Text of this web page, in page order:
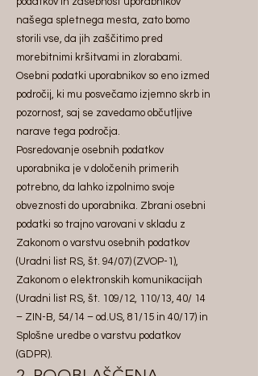
našega spletnega mesta, zato bomo
storili vse, da jih zaščitimo pred
morebitnimi kršitvami in zlorabami.
Osebni podatki uporabnikov so eno izmed
področij, ki mu posvečamo izjemno skrb in
pozornost, saj se zavedamo občutljive
narave tega področja.
Posredovanje osebnih podatkov
uporabnika je v določenih primerih
potrebno, da lahko izpolnimo svoje
obveznosti do uporabnika. Zbrani osebni
podatki so trajno varovani v skladu z
Zakonom o varstvu osebnih podatkov
(Uradni list RS, št. 94/07) (ZVOP-1),
Zakonom o elektronskih komunikacijah
(Uradni list RS, št. 109/12, 110/13, 40/ 14
– ZIN-B, 54/14 – od.US, 81/15 in 40/17) in
Splošne uredbe o varstvu podatkov
(GDPR).